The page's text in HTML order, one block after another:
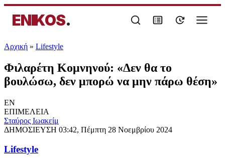
ENIKOS.
Αρχική » Lifestyle
Φιλαρέτη Κομνηνού: «Δεν θα το
βουλώσω, δεν μπορώ να μην πάρω θέση»
EN
ΕΠΙΜΕΛΕΙΑ
Σταύρος Ιωακείμ
ΔΗΜΟΣΙΕΥΣΗ 03:42, Πέμπτη 28 Νοεμβρίου 2024
Lifestyle